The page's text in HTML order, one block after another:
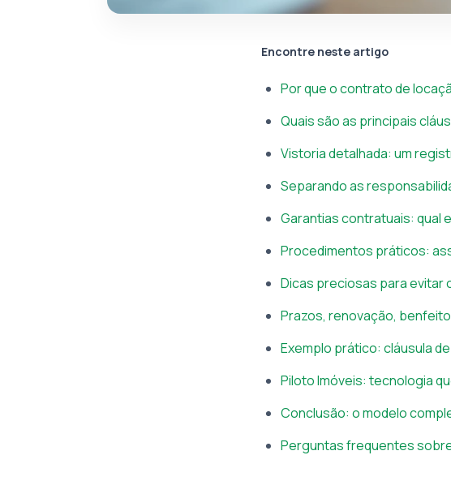
Encontre neste artigo
Por que o contrato de
Quais são as principais
Vistoria detalhada: um
Separando as
Garantias contratuais: qual
Procedimentos práticos:
Dicas preciosas para evitar
Prazos, renovação,
Exemplo prático: cláusula
Piloto Imóveis: tecnologia
Conclusão: o modelo
Perguntas frequentes